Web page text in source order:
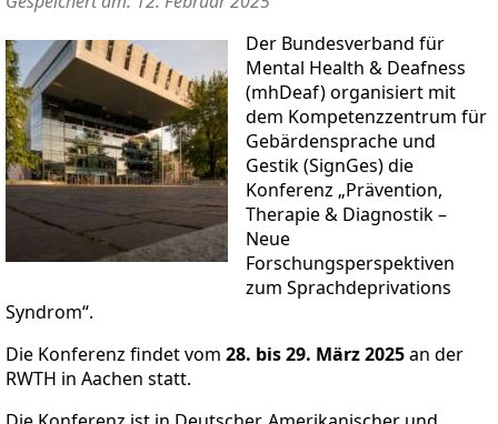
Der Bundesverband für
Mental Health & Deafness
(mhDeaf) organisiert mit
dem Kompetenzzentrum für
Gebärdensprache und
Gestik (SignGes) die
Konferenz „Prävention,
Therapie & Diagnostik –
Neue
Forschungsperspektiven
zum Sprachdeprivations
Syndrom“.
Die Konferenz findet vom 28. bis 29. März 2025an der
RWTH in Aachen statt.